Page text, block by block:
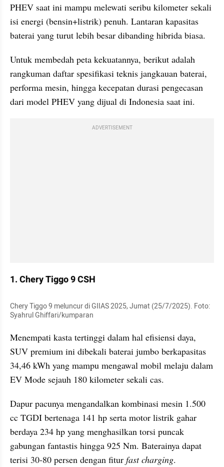
PHEV saat ini mampu melewati seribu kilometer sekali
isi energi (bensin+listrik) penuh. Lantaran kapasitas
baterai yang turut lebih besar dibanding hibrida biasa.
Untuk membedah peta kekuatannya, berikut adalah
rangkuman daftar spesifikasi teknis jangkauan baterai,
performa mesin, hingga kecepatan durasi pengecasan
dari model PHEV yang dijual di Indonesia saat ini.
ADVERTISEMENT
1. Chery Tiggo 9 CSH
Chery Tiggo 9 meluncur di GIIAS 2025, Jumat (25/7/2025). Foto:
Syahrul Ghiffari/kumparan
Menempati kasta tertinggi dalam hal efisiensi daya,
SUV premium ini dibekali baterai jumbo berkapasitas
34,46 kWh yang mampu mengawal mobil melaju dalam
EV Mode sejauh 180 kilometer sekali cas.
Dapur pacunya mengandalkan kombinasi mesin 1.500
cc TGDI bertenaga 141 hp serta motor listrik gahar
berdaya 234 hp yang menghasilkan torsi puncak
gabungan fantastis hingga 925 Nm. Baterainya dapat
terisi 30-80 persen dengan fitur fast charging.